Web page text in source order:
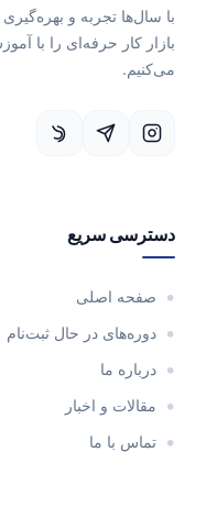
با سال‌ها تجربه و
بازار کار حرفه‌ای را با
می‌کنیم.
دسترسی سریع
صفحه اصلی
دوره‌های در حال ثبت‌نام
درباره ما
مقالات و اخبار
تماس با ما